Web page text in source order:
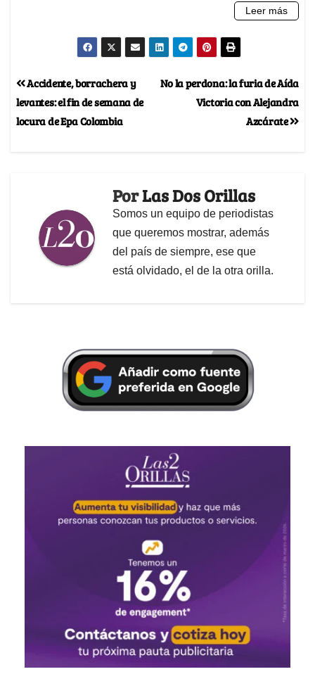
No la perdona: la furia de Aída
Victoria con Alejandra
Azcárate
Accidente, borrachera y
levantes: el fin de semana de
locura de Epa Colombia
PorLas Dos Orillas
Somos un equipo de periodistas
que queremos mostrar, además
del país de siempre, ese que
está olvidado, el de la otra orilla.